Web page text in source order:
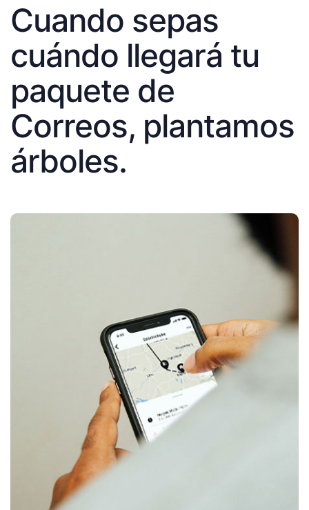
Cuando sepas
cuándo llegará tu
paquete de
Correos, plantamos
árboles.